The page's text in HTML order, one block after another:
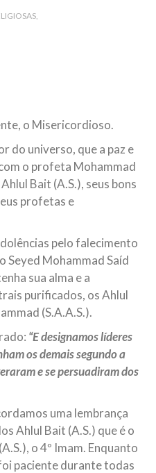
de Muharam
nação islâmica pela chegada
Hejrita. Desejamos a
Ali Ibn Al-Hussein
o Misericordioso! Diante da
do quarto Imam dos
Ibn Ali Ibn Abi Táleb
(Formosura
recebe o ex-
Exteriores da
Abril, o Centro Islâmico no
São Paulo, o ex-ministro das
Islâmica do Irã, Sr. Kamal
o Misericordioso.
do universo, que a paz e
o profeta Mohammad
Bait (A.S.), seus bons
profetas e
pelo falecimento
Seyed Mohammad Saíd
sua alma e a
purificados, os Ahlul
(S.A.A.S.).
“E designamos líderes
os demais segundo a
e se persuadiram dos
uma lembrança
Ahlul Bait (A.S.) que é o
o 4º Imam. Enquanto
paciente durante todas